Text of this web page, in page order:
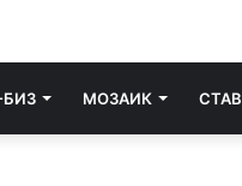
МОЗАИК СТАВ